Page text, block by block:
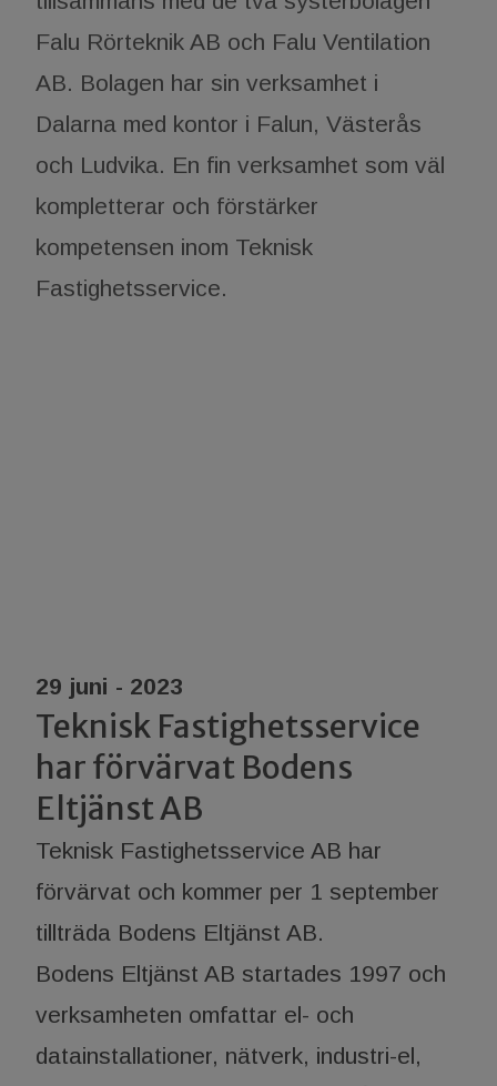
Falu Rörteknik AB och Falu Ventilation
AB. Bolagen har sin verksamhet i
Dalarna med kontor i Falun, Västerås
och Ludvika. En fin verksamhet som väl
kompletterar och förstärker
kompetensen inom Teknisk
Fastighetsservice.
29 juni - 2023
Teknisk Fastighetsservice
har förvärvat Bodens
Eltjänst AB
Teknisk Fastighetsservice AB har
förvärvat och kommer per 1 september
tillträda Bodens Eltjänst AB.
Bodens Eltjänst AB startades 1997 och
verksamheten omfattar el- och
datainstallationer, nätverk, industri-el,